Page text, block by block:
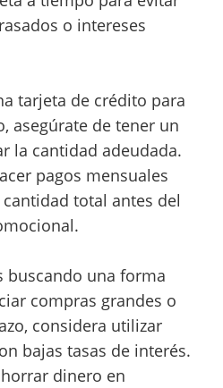
o intereses
tarjeta de crédito para
asegúrate de tener un
la cantidad adeudada.
pagos mensuales
total antes del
buscando una forma
compras grandes o
considera utilizar
bajas tasas de interés.
dinero en